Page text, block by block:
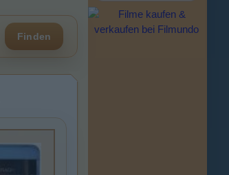
Finden